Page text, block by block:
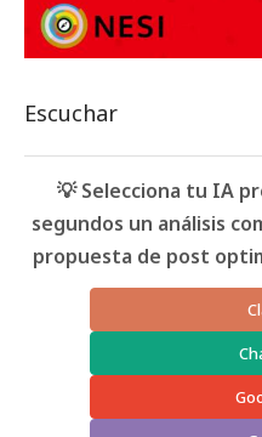
Escuchar
💡 Selecciona tu IA
segundos un análisis
propuesta de post